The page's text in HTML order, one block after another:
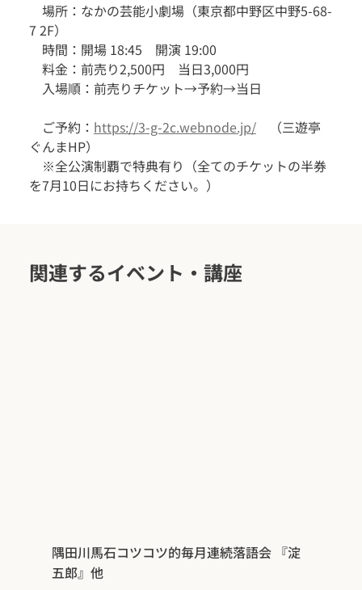
場所：なかの芸能小劇場（東京都中野区中野5-68-
7 2F）
時間：開場 18:45　開演 19:00
料金：前売り2,500円　当日3,000円
入場順：前売りチケット→予約→当日
ご予約： https://3-g-2c.webnode.jp/ （三遊亭
ぐんまHP）
※全公演制覇で特典有り（全てのチケットの半券
を7月10日にお持ちください。）
隅田川馬石コツコツ的毎月連続落語会 『淀
五郎』他
関連するイベント・講座